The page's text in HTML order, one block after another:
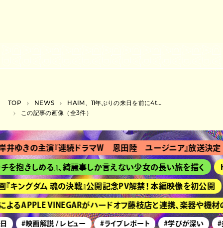
TOP NEWS
HAIM、11年ぶりの来日を前に4thアルバム『I quit』をリリース
この記事の画像（全3件）
井ゆきの主演『連続ドラマＷ 恩田陸 ユージニア』放送決定
を抱きしめる』、綺麗事しか言えない少女の長い旅を描く
キングダム 魂の決戦』公開記念PV解禁！ 本編映像を初公開
るAPPLE VINEGARがハードオフ藤枝店と連携、楽器や機材
#映画解説 / レビュー #ライブレポート #学びが深い #